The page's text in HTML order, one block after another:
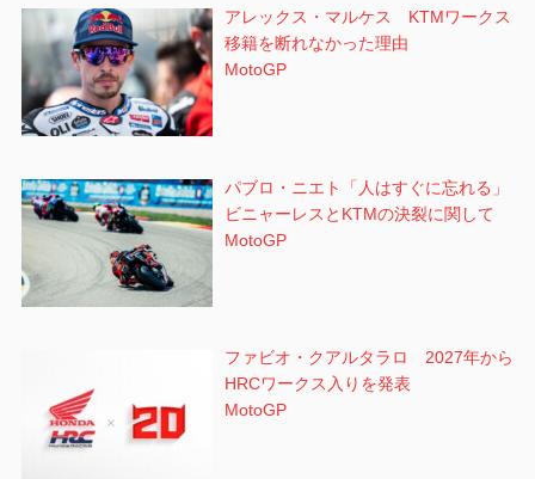
アレックス・マルケス KTMワークス
移籍を断れなかった理由
MotoGP
パブロ・ニエト「人はすぐに忘れる」
ビニャーレスとKTMの決裂に関して
MotoGP
ファビオ・クアルタラロ 2027年から
HRCワークス入りを発表
MotoGP